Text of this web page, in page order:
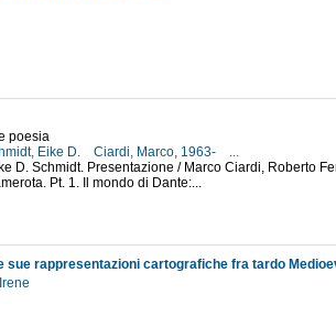
poesia
Eike D. Ciardi, Marco, 1963-
...
D. Schmidt. Presentazione / Marco Ciardi, Roberto
Pt. 1. Il mondo di Dante:...
sue rappresentazioni cartografiche fra tardo